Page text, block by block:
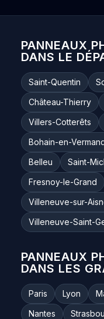
PANNEAUX
DANS LE
Saint-Quentin
Château-Thierry
Villers-Cotterêts
Bohain-en-
Belleu
Saint-
Fresnoy-le-Grand
Villeneuve-sur-
Villeneuve-Saint-
PANNEAUX
DANS LES
Paris Lyon
Nantes